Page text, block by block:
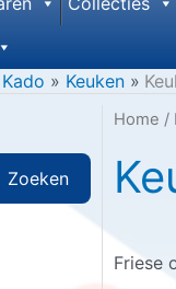
Kado Keuken
Zoeken
Home /
Friese